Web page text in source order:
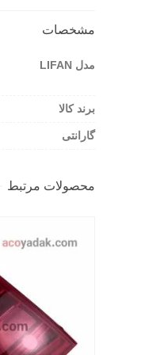
مشخصات
مدل LIFAN
برند کالا
گارانتی
محصولات مرتبط